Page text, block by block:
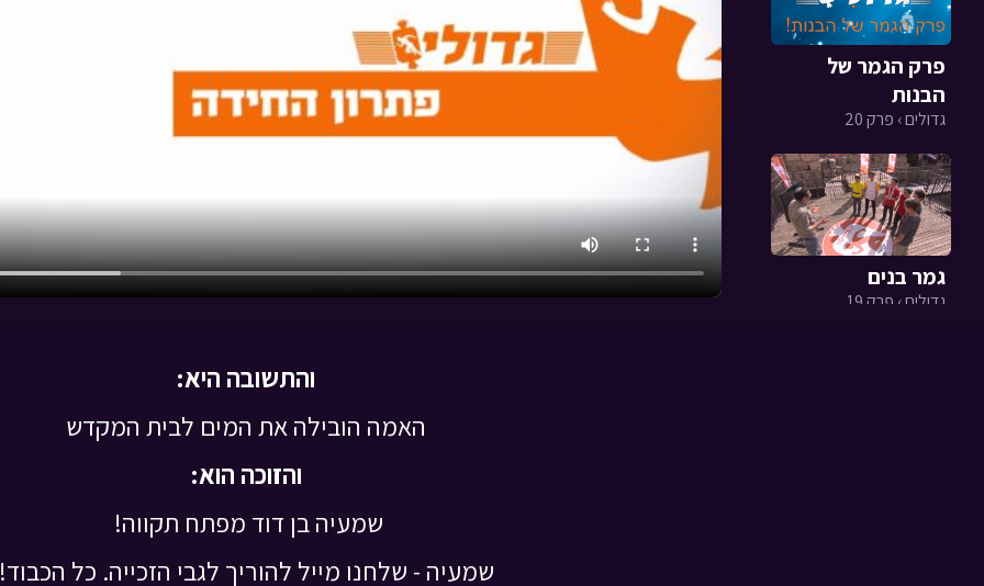
פרק הגמר של
הבנות
גדולים › פרק 20
גמר בנים
גדולים › פרק 19
והתשובה היא:
האמה הובילה את המים לבית המקדש
והזוכה הוא:
שמעיה בן דוד מפתח תקווה!
שמעיה - שלחנו מייל להוריך לגבי הזכייה. כל הכבוד!